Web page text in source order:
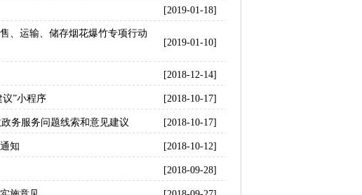
[2019-01-18]
、运输、储存烟花爆竹专项行动
[2019-01-10]
[2018-12-14]
”小程序 [2018-10-17]
务服务问题线索和意见建议 [2018-10-17]
知 [2018-10-12]
[2018-09-28]